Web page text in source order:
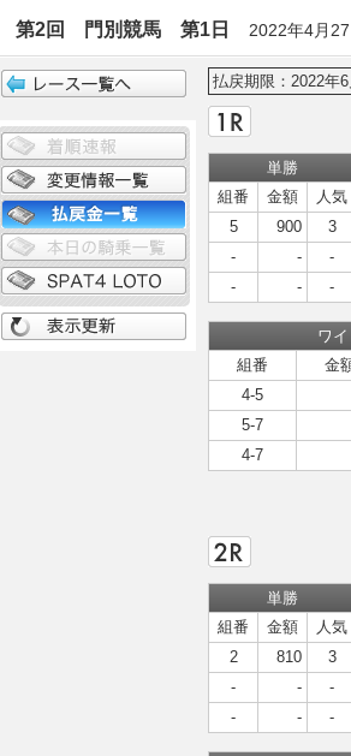
第2回 門別競馬 第1日 2022年4月
払戻期限：2022年
単勝
組番
金額
人気
5
900
3
-
-
-
-
- -
ワ
組番
金
4-5
5-7
4-7
単勝
組番
金額
人気
2
810
3
-
-
-
-
- -